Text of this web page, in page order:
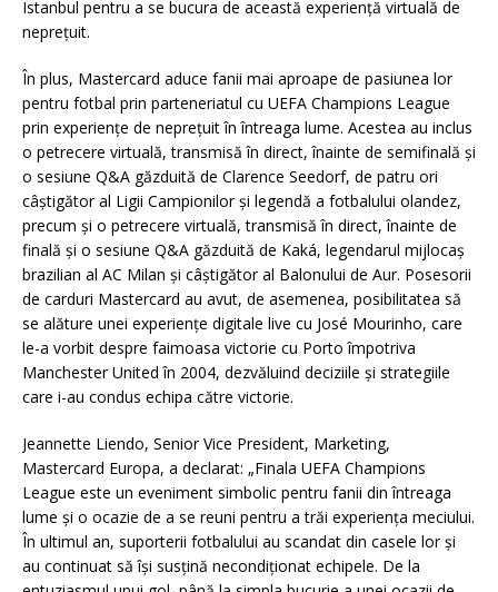
Istanbul pentru a se bucura de această experiență virtuală de
neprețuit.
În plus, Mastercard aduce fanii mai aproape de pasiunea lor
pentru fotbal prin parteneriatul cu UEFA Champions League
prin experiențe de neprețuit în întreaga lume. Acestea au inclus
o petrecere virtuală, transmisă în direct, înainte de semifinală și
o sesiune Q&A găzduită de Clarence Seedorf, de patru ori
câștigător al Ligii Campionilor și legendă a fotbalului olandez,
precum și o petrecere virtuală, transmisă în direct, înainte de
finală și o sesiune Q&A găzduită de Kaká, legendarul mijlocaș
brazilian al AC Milan și câștigător al Balonului de Aur. Posesorii
de carduri Mastercard au avut, de asemenea, posibilitatea să
se alăture unei experiențe digitale live cu José Mourinho, care
le-a vorbit despre faimoasa victorie cu Porto împotriva
Manchester United în 2004, dezvăluind deciziile și strategiile
care i-au condus echipa către victorie.
Jeannette Liendo, Senior Vice President, Marketing,
Mastercard Europa, a declarat: „Finala UEFA Champions
League este un eveniment simbolic pentru fanii din întreaga
lume și o ocazie de a se reuni pentru a trăi experiența meciului.
În ultimul an, suporterii fotbalului au scandat din casele lor și
au continuat să își susțină necondiționat echipele. De la